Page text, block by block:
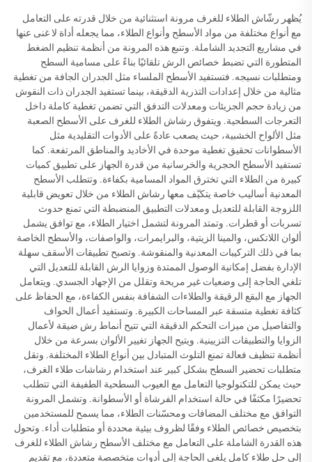
يُظهر رشّاش الطلاء للغرف مرونة استثنائية من خلال قدرته على التعامل
مع أنواع مختلفة من مواد الأسطح وأنواع الطلاء، مما يجعله أداة لا غنى عنها
في مشاريع التجديد الشاملة. وتنبع هذه المرونة من أنظمة تنظيم الضغط
المتطورة التي تضبط خصائص الرش تلقائيًا بناءً على مسامية السطح
ومتطلبات نسيجه. فتستفيد الأسطح الملساء مثل الجدران الجافة من تغطية
مثالية من خلال إعدادات التذرية الدقيقة، بينما تستفيد الجدران ذات النقوش
من زيادة حجم الجزيئات ومعدلات التدفق التي تضمن تغطية كاملة داخل
التعرجات السطحية. ويتفوق رشاش الطلاء للغرف على الأسطح الصعبة
مثل الألواح الخشبية، حيث يصعب عادةً على الأدوات التقليدية مثل
الأسطوانات تحقيق تغطية موحدة في الأخاديد والمناطق المرتفعة. كما
تستفيد الأسطح الحجرية والخرسانية من قدرة الجهاز على تطبيق كميات
كبيرة من الطلاء التي تخترق المواد المسامية بكفاءة. وتتطلب الأسطح
المعدنية أساليب خاصة يتكيّف معها رشاش الطلاء من خلال تعويض قابلية
اللزوجة القابلة للتعديل ومعدلات التطبيق المنضبطة التي تمنع حدوث
تسربات أو قطرات. وتمتد المرونة لتشمل اختيار الطلاء، مع توافق يشمل
ألوان اللاتكس، والمينا الزيتية، والبرايمرات، والواصفات، والأسطح الخاصة
بما في ذلك التركيبات المعدنية والمنقوشة. وتصبح تطبيقات الأسقف سهلة
الإدارة بفضل إمكانية الوصول الممتدة وزوايا الرش القابلة للتعديل التي
تلغي الحاجة إلى وضعيات غير مريحة وتقلل من الإجهاد الجسدي. ويتعامل
الجهاز مع البقع الرقيقة والطلاءات الشفافة بنفس الكفاءة، مع الحفاظ على
كثافة تغطية متسقة عبر المساحات الكبيرة. وتستفيد أعمال الحواف
والتفاصيل من ميزات التحكم الدقيقة التي تتيح أنماط رش ضيقة لأعمال
الزوايا والتطبيقات التزيينية. ويتيح الجهاز تغيير الألوان بسرعة من خلال
أنظمة تنظيف فعالة تمنع التلوث المتبادل بين أنواع الطلاء المختلفة. وتقل
متطلبات تحضير السطح بشكل كبير عند استخدام رشاشات طلاء الغرف،
حيث يمكن للتكنولوجيا التعامل مع العيوب السطحية الطفيفة التي تتطلب
تحضيرًا مكثفًا في حالة استخدام الفرشاة أو الأسطوانة. وتشمل المرونة
التوافق مع مختلف المضافات ومحسّنات الطلاء، مما يسمح للمستخدمين
بتخصيص خصائص الطلاء وفقًا لظروف بيئية محددة أو متطلبات أداء. وتحول
هذه القدرة الشاملة على التعامل مع مختلف الأسطح رشاش الطلاء للغرف
إلى حل طلاء كامل يلغي الحاجة إلى أدوات متخصصة متعددة، مع تقديم